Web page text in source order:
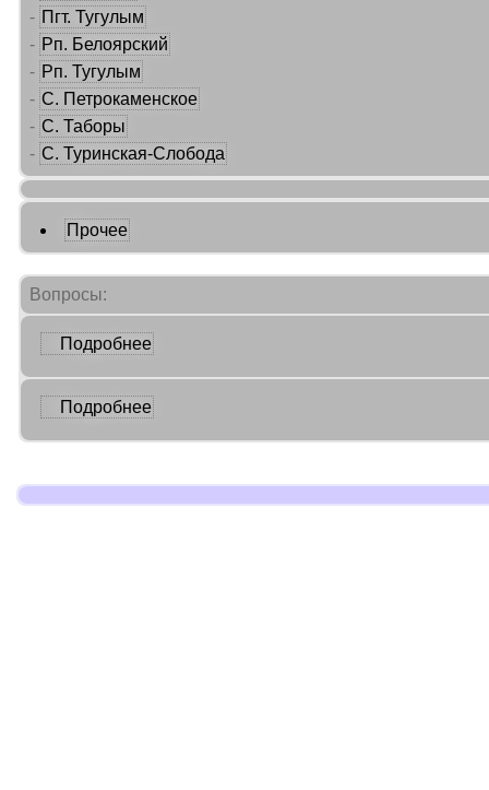
- Пгт. Тугулым
- Рп. Белоярский
- Рп. Тугулым
- С. Петрокаменское
- С. Таборы
- С. Туринская-Слобода
Прочее
Вопросы:
Подробнее
Подробнее